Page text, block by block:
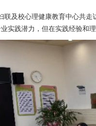
联及校心理健康教育中心共走
实践潜力，但在实践经验和